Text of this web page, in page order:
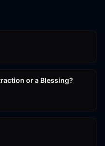
or a Blessing?